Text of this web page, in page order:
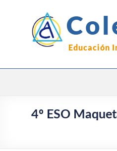
contenido
Educación
4º ESO